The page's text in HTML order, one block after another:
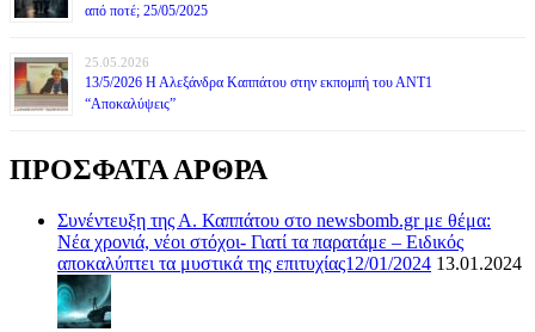
από ποτέ; 25/05/2025
25.05.2026
13/5/2026 Η Αλεξάνδρα Καππάτου στην εκπομπή του ΑΝΤ1
“Αποκαλύψεις”
ΠΡΟΣΦΑΤΑ ΑΡΘΡΑ
Συνέντευξη της Α. Καππάτου στο newsbomb.gr με θέμα:
Νέα χρονιά, νέοι στόχοι- Γιατί τα παρατάμε – Ειδικός
αποκαλύπτει τα μυστικά της επιτυχίας12/01/2024 13.01.2024